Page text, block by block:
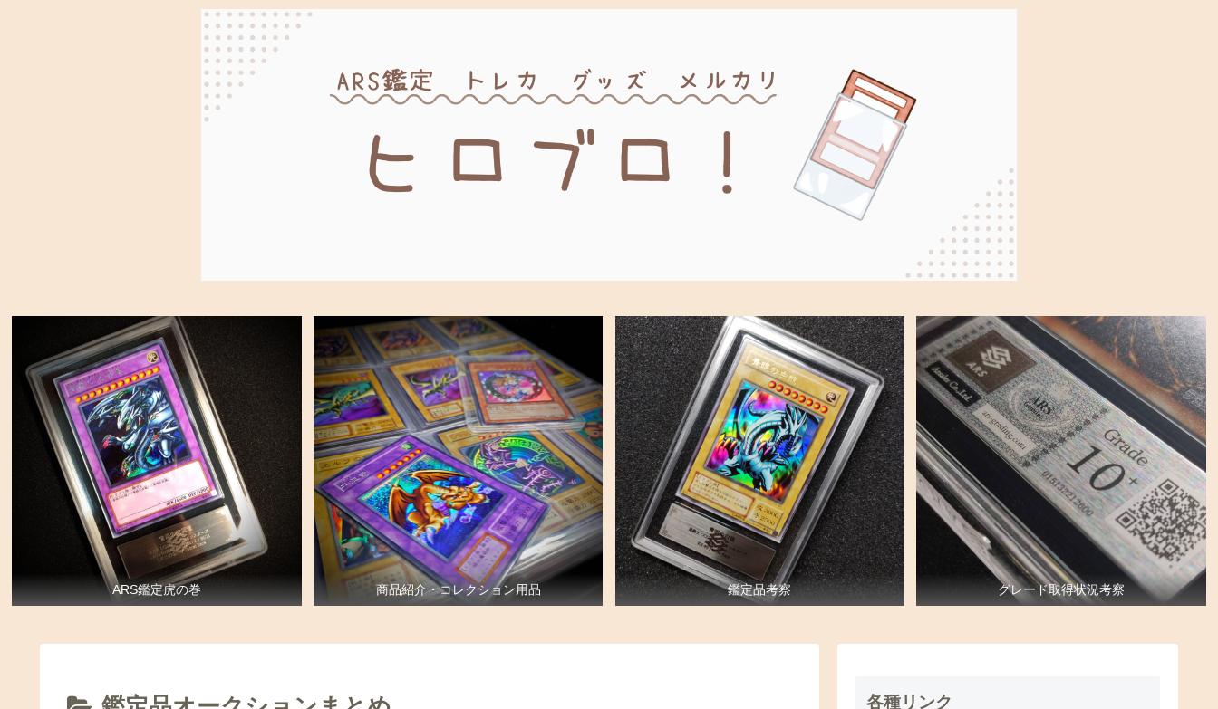
ARS鑑定虎の巻 商品紹介・コレクション用品 鑑定品考察 グレード取得状況考察
各種リンク